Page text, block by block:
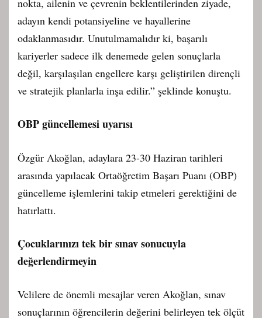
nokta, ailenin ve çevrenin beklentilerinden ziyade,
adayın kendi potansiyeline ve hayallerine
odaklanmasıdır. Unutulmamalıdır ki, başarılı
kariyerler sadece ilk denemede gelen sonuçlarla
değil, karşılaşılan engellere karşı geliştirilen dirençli
ve stratejik planlarla inşa edilir.” şeklinde konuştu.
OBP güncellemesi uyarısı
Özgür Akoğlan, adaylara 23-30 Haziran tarihleri
arasında yapılacak Ortaöğretim Başarı Puanı (OBP)
güncelleme işlemlerini takip etmeleri gerektiğini de
hatırlattı.
Çocuklarınızı tek bir sınav sonucuyla
değerlendirmeyin
Velilere de önemli mesajlar veren Akoğlan, sınav
sonuçlarının öğrencilerin değerini belirleyen tek ölçüt